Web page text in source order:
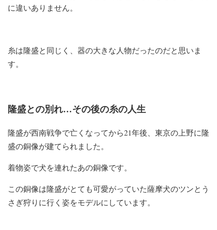
に違いありません。
糸は隆盛と同じく、器の大きな人物だったのだと思いま
す。
隆盛との別れ…その後の糸の人生
隆盛が西南戦争で亡くなってから21年後、東京の上野に隆
盛の銅像が建てられました。
着物姿で犬を連れたあの銅像です。
この銅像は隆盛がとても可愛がっていた薩摩犬のツンとう
さぎ狩りに行く姿をモデルにしています。